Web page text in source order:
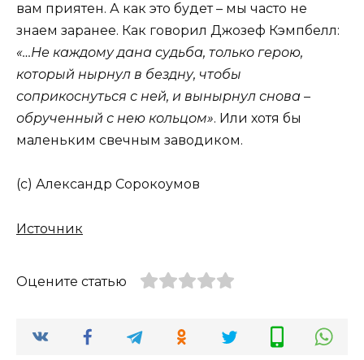
вам приятен. А как это будет – мы часто не
знаем заранее. Как говорил Джозеф Кэмпбелл:
«…Не каждому дана судьба, только герою,
который нырнул в бездну, чтобы
соприкоснуться с ней, и вынырнул снова –
обрученный с нею кольцом». Или хотя бы
маленьким свечным заводиком.
(с) Александр Сорокоумов
Источник
Оцените статью